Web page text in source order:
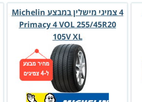
4 צמיגי מישלין במבצע Michelin
Primacy 4 VOL 255/45R20
105V XL